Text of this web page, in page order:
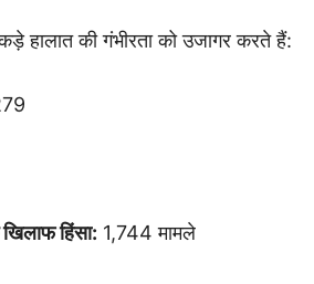
हालात की गंभीरता को उजागर करते हैं:
हिंसा: 1,744 मामले